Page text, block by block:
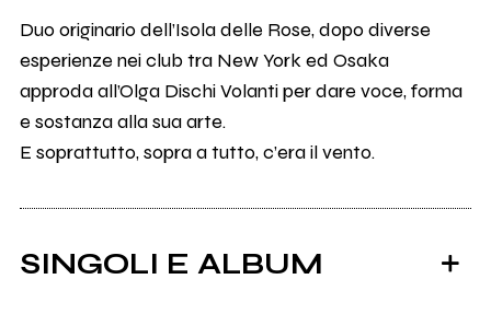
Duo originario dell’Isola delle Rose, dopo diverse
esperienze nei club tra New York ed Osaka
approda all’Olga Dischi Volanti per dare voce, forma
e sostanza alla sua arte.
E soprattutto, sopra a tutto, c’era il vento.
SINGOLI E ALBUM